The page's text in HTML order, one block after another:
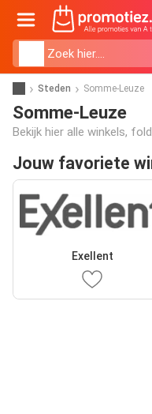
Steden Somme-Leuze
Somme-Leuze
Bekijk hier alle winkels,
Jouw favoriete
Exellent